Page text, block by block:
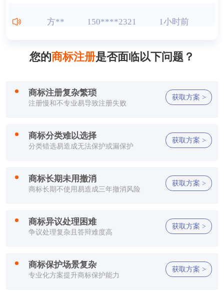
方** 150****2321 1小时前
方** 150****2321 1小时前
方** 150****2321 1小时前
李** 150****2321 1小时前
郑** 132****2659 1小时前
方** 150****2321 1小时前
您的商标注册是否面临以下问题？
商标注册复杂繁琐
注册慢和不专业易导致注册失败
获取方案 >
商标分类难以选择
分类错选易造成无法保护或漏保护
获取方案 >
商标长期未用撤消
商标长期不使用易造成三年撤消风险
获取方案 >
商标异议处理困难
争议处理复杂且答辩难度高
获取方案 >
商标保护场景复杂
专业化方案提升商标保护能力
获取方案 >